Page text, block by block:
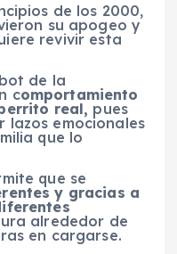
de los 2000,
su apogeo y
revivir esta
de la
comportamiento
real, pues
lazos emocionales
que lo
que se
y gracias a
alrededor de
en cargarse.